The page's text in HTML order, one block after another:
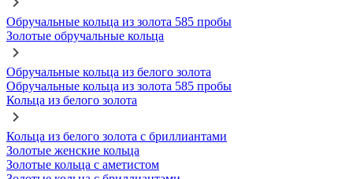
Обручальные кольца из золота 585 пробы
Золотые обручальные кольца
Обручальные кольца из белого золота
Обручальные кольца из золота 585 пробы
Кольца из белого золота
Кольца из белого золота с бриллиантами
Золотые женские кольца
Золотые кольца с аметистом